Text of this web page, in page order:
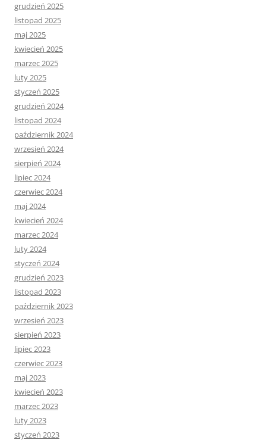
grudzień 2025
listopad 2025
maj 2025
kwiecień 2025
marzec 2025
luty 2025
styczeń 2025
grudzień 2024
listopad 2024
październik 2024
wrzesień 2024
sierpień 2024
lipiec 2024
czerwiec 2024
maj 2024
kwiecień 2024
marzec 2024
luty 2024
styczeń 2024
grudzień 2023
listopad 2023
październik 2023
wrzesień 2023
sierpień 2023
lipiec 2023
czerwiec 2023
maj 2023
kwiecień 2023
marzec 2023
luty 2023
styczeń 2023